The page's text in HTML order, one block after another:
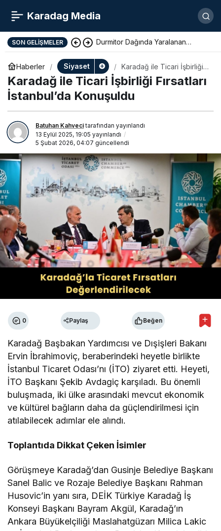
Karadag Media
SON GELIŞMELER Durmitor Dağında Yaralanan
Yunan Turist Başarıyla Kurtarıldı
Haberler Siyaset
Karadağ ile Ticari İşbirliği
Fırsatları İstanbul’da
Konuşuldu
Karadağ ile Ticari İşbirliği Fırsatları
İstanbul’da Konuşuldu
Batuhan Kahvecitarafından yayınlandı
13 Eylül 2025, 19:05 yayınlandı
5 Şubat 2026, 04:07 güncellendi
0 Paylaş Beğen
Karadağ Başbakan Yardımcısı ve Dışişleri Bakanı
Ervin İbrahimoviç, beraberindeki heyetle birlikte
İstanbul Ticaret Odası’nı (İTO) ziyaret etti. Heyeti,
İTO Başkanı Şekib Avdagiç karşıladı. Bu önemli
buluşmada, iki ülke arasındaki mevcut ekonomik
ve kültürel bağların daha da güçlendirilmesi için
atılabilecek adımlar ele alındı.
Toplantıda Dikkat Çeken İsimler
Görüşmeye Karadağ’dan Gusinje Belediye Başkanı
Sanel Balic ve Rozaje Belediye Başkanı Rahman
Husovic’in yanı sıra, DEİK Türkiye Karadağ İş
Konseyi Başkanı Bayram Akgül, Karadağ’ın
Ankara Büyükelçiliği Maslahatgüzarı Milica Lakic